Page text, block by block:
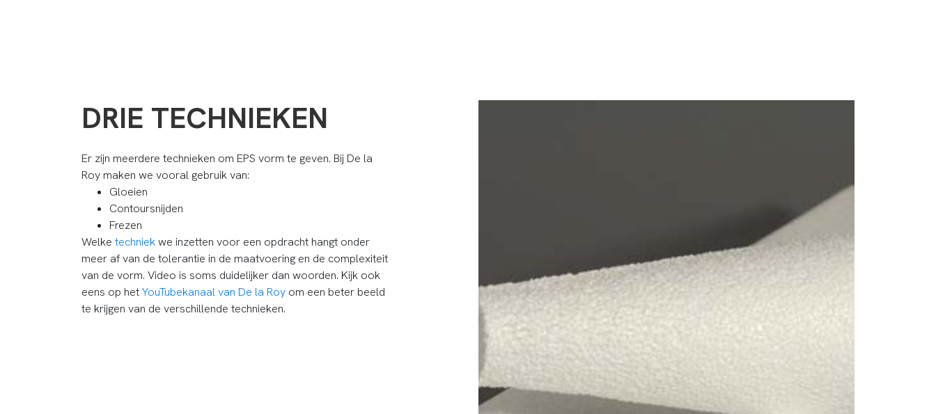
DRIE TECHNIEKEN
Er zijn meerdere technieken om EPS vorm te geven. Bij De la
Roy maken we vooral gebruik van:
Gloeien
Contoursnijden
Frezen
Welke techniekwe inzetten voor een opdracht hangt onder
meer af van de tolerantie in de maatvoering en de complexiteit
van de vorm. Video is soms duidelijker dan woorden. Kijk ook
eens op hetYouTubekanaal van De la Roy om een beter beeld
te krijgen van de verschillende technieken.